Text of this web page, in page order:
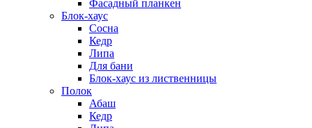
Фасадный планкен
Блок-хаус
Сосна
Кедр
Липа
Для бани
Блок-хаус из лиственницы
Полок
Абаш
Кедр